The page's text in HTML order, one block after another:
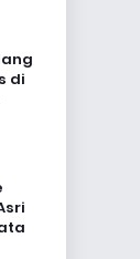
di